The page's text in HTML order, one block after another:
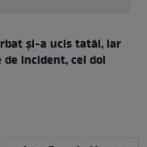
și-a ucis tatăl, iar
incident, cei doi